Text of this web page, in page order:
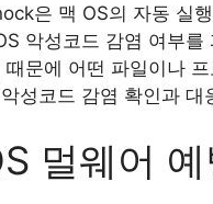
은 맥 OS의 자동 실
악성코드 감염 여부
때문에 어떤 파일이나
성코드 감염 확인과 대
멀웨어